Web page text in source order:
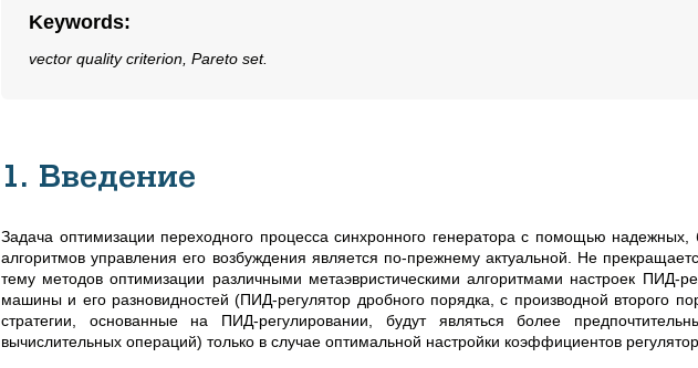
Keywords:
vector quality criterion, Pareto set.
1. Введение
Задача оптимизации переходного процесса синхронного генератора с помощью
алгоритмов управления его возбуждения является по-прежнему актуальной. Не
тему методов оптимизации различными метаэвристическими алгоритмами настроек ПИД-
машины и его разновидностей (ПИД-регулятор дробного порядка, с производной второго
стратегии, основанные на ПИД-регулировании, будут являться более
вычислительных операций) только в случае оптимальной настройки коэффициентов